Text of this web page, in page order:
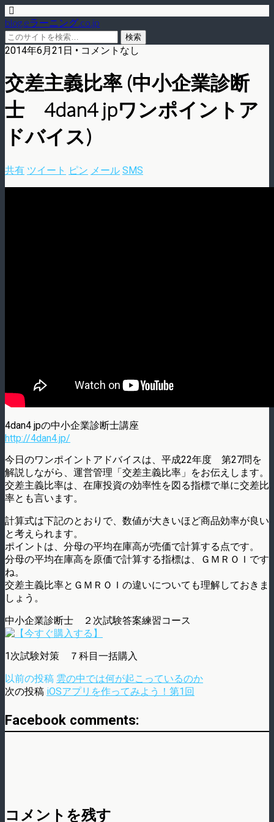
blog.eラーニング.co.jp
2014年6月21日 • コメントなし
交差主義比率 (中小企業診断
士 4dan4 jpワンポイントア
ドバイス)
共有 ツイート ピン メール SMS
4dan4 jpの中小企業診断士講座
http://4dan4.jp/
今日のワンポイントアドバイスは、平成22年度 第27問を
解説しながら、運営管理「交差主義比率」をお伝えします。
交差主義比率は、在庫投資の効率性を図る指標で単に交差比
率とも言います。
計算式は下記のとおりで、数値が大きいほど商品効率が良い
と考えられます。
ポイントは、分母の平均在庫高が売価で計算する点です。
分母の平均在庫高を原価で計算する指標は、ＧＭＲＯＩです
ね。
交差主義比率とＧＭＲＯＩの違いについても理解しておきま
しょう。
中小企業診断士 ２次試験答案練習コース
1次試験対策 ７科目一括購入
以前の投稿 雲の中では何が起こっているのか
次の投稿 iOSアプリを作ってみよう！第1回
Facebook comments:
コメントを残す